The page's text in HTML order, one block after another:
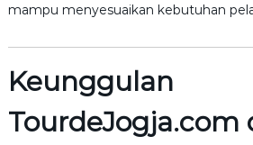
mampu menyesuaikan kebutuhan
Keunggulan
TourdeJogja.com